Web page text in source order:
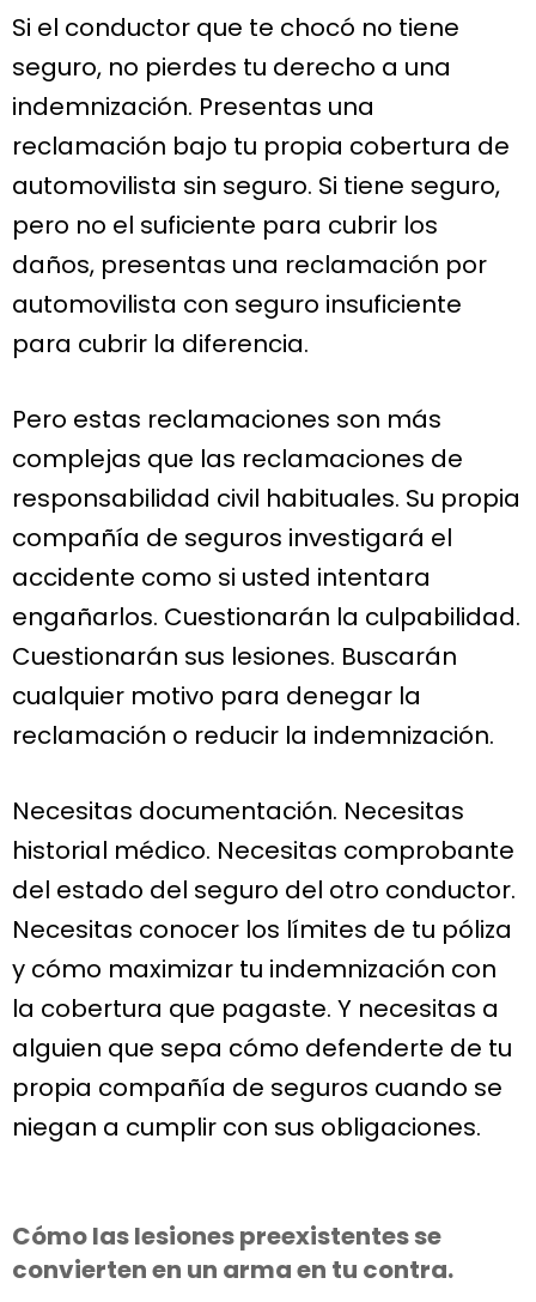
Si el conductor que te chocó no tiene
seguro, no pierdes tu derecho a una
indemnización. Presentas una
reclamación bajo tu propia cobertura de
automovilista sin seguro. Si tiene seguro,
pero no el suficiente para cubrir los
daños, presentas una reclamación por
automovilista con seguro insuficiente
para cubrir la diferencia.
Pero estas reclamaciones son más
complejas que las reclamaciones de
responsabilidad civil habituales. Su propia
compañía de seguros investigará el
accidente como si usted intentara
engañarlos. Cuestionarán la culpabilidad.
Cuestionarán sus lesiones. Buscarán
cualquier motivo para denegar la
reclamación o reducir la indemnización.
Necesitas documentación. Necesitas
historial médico. Necesitas comprobante
del estado del seguro del otro conductor.
Necesitas conocer los límites de tu póliza
y cómo maximizar tu indemnización con
la cobertura que pagaste. Y necesitas a
alguien que sepa cómo defenderte de tu
propia compañía de seguros cuando se
niegan a cumplir con sus obligaciones.
Cómo las lesiones preexistentes se
convierten en un arma en tu contra.